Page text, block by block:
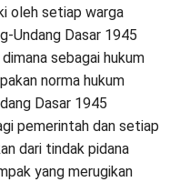
oleh setiap warga
Undang Dasar 1945
sebagai hukum
norma hukum
Dasar 1945
pemerintah dan setiap
dari tindak pidana
yang merugikan